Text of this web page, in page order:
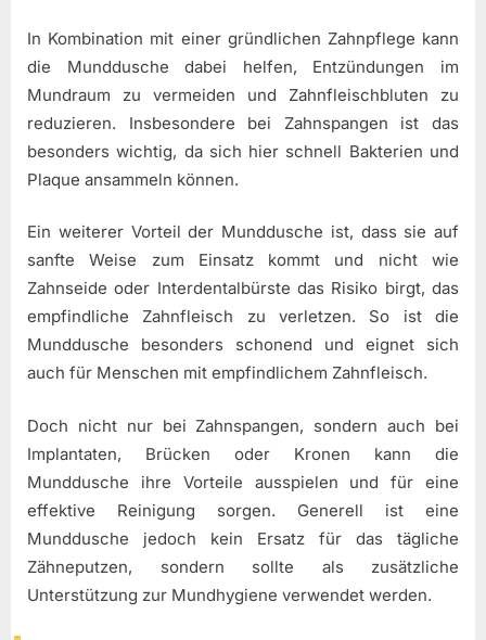
In Kombination mit einer gründlichen Zahnpflege kann
die Munddusche dabei helfen, Entzündungen im
Mundraum zu vermeiden und Zahnfleischbluten zu
reduzieren. Insbesondere bei Zahnspangen ist das
besonders wichtig, da sich hier schnell Bakterien und
Plaque ansammeln können.
Ein weiterer Vorteil der Munddusche ist, dass sie auf
sanfte Weise zum Einsatz kommt und nicht wie
Zahnseide oder Interdentalbürste das Risiko birgt, das
empfindliche Zahnfleisch zu verletzen. So ist die
Munddusche besonders schonend und eignet sich
auch für Menschen mit empfindlichem Zahnfleisch.
Doch nicht nur bei Zahnspangen, sondern auch bei
Implantaten, Brücken oder Kronen kann die
Munddusche ihre Vorteile ausspielen und für eine
effektive Reinigung sorgen. Generell ist eine
Munddusche jedoch kein Ersatz für das tägliche
Zähneputzen, sondern sollte als zusätzliche
Unterstützung zur Mundhygiene verwendet werden.